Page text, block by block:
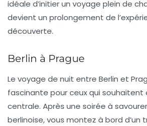
idéale d’initier un voyage plein de
devient un prolongement de
découverte.
Berlin à Prague
Le voyage de nuit entre Berlin et
fascinante pour ceux qui souhaitent
centrale. Après une soirée à
berlinoise, vous montez à bord d’un